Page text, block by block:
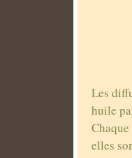
Les
huile
elles